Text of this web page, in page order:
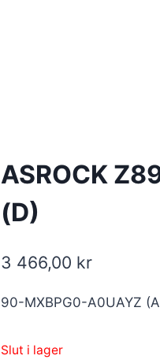
ASROCK
(D)
3 466,00 kr
90-MXBPG0-A0UAYZ
Slut i lager